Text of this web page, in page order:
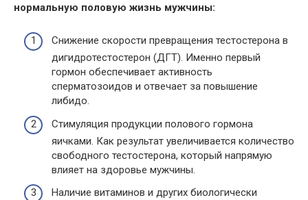
нормальную половую жизнь мужчины:
Снижение скорости превращения тестостерона в
дигидротестостерон (ДГТ). Именно первый
гормон обеспечивает активность
сперматозоидов и отвечает за повышение
либидо.
Стимуляция продукции полового гормона
яичками . Как результат увеличивается количество
свободного тестостерона, который напрямую
влияет на здоровье мужчины.
Наличие витаминов и других биологически